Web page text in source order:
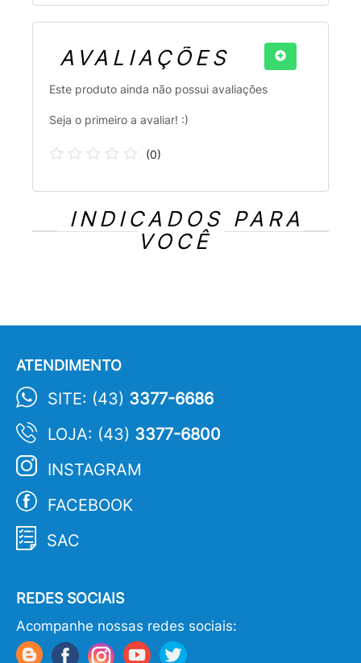
AVALIAÇÕES
Este produto ainda não possui avaliações
Seja o primeiro a avaliar! :)
(0)
INDICADOS PARA
VOCÊ
ATENDIMENTO
SITE: (43) 3377-6686
LOJA: (43) 3377-6800
INSTAGRAM
FACEBOOK
SAC
REDES SOCIAIS
Acompanhe nossas redes sociais: